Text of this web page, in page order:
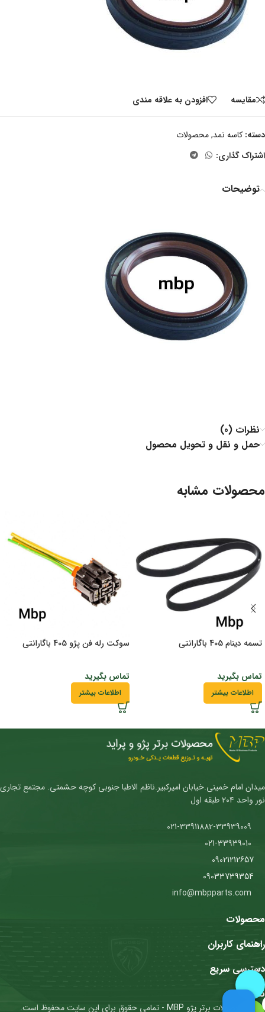
مقايسه افزودن به علاقه مندی
دسته: کاسه نمد,محصولات
اشتراک گذاری:
توضیحات
نظرات (0)
حمل و نقل و تحویل محصول
محصولات مشابه
تسمه دینام 405 باگارانتی
تماس بگیرید
اطلاعات بیشتر
سوکت رله فن پژو 405 باگارانتی
تماس بگیرید
اطلاعات بیشتر
میدان امام خمینی.خیابان امیرکبیر.ناظم الاطبا جنوبی کوچه حشمتی. مجتمع تجاری
نور واحد ۲۰۴ طبقه اول
09021212657
09033739354
محصولات
راهنمای کاربران
دسترسی سریع
نمادها
محصولات برتر پژو MBP - تمامی حقوق برای این سایت محفوظ است.